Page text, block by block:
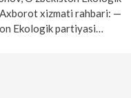
xizmati rahbari: —
Ekologik partiyasi…